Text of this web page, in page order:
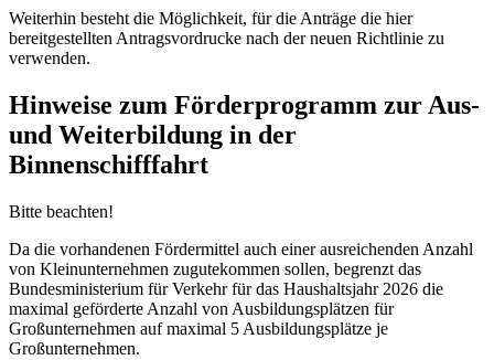
Weiterhin besteht die Möglichkeit, für die Anträge die hier
bereitgestellten Antragsvordrucke nach der neuen Richtlinie zu
verwenden.
Hinweise zum Förderprogramm zur Aus-
und Weiterbildung in der
Binnenschifffahrt
Bitte beachten!
Da die vorhandenen Fördermittel auch einer ausreichenden Anzahl
von Kleinunternehmen zugutekommen sollen, begrenzt das
Bundesministerium für Verkehr für das Haushaltsjahr 2026 die
maximal geförderte Anzahl von Ausbildungsplätzen für
Großunternehmen auf maximal 5 Ausbildungsplätze je
Großunternehmen.